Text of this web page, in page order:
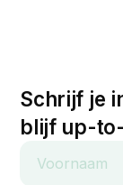
Schrijf je
blijf up-